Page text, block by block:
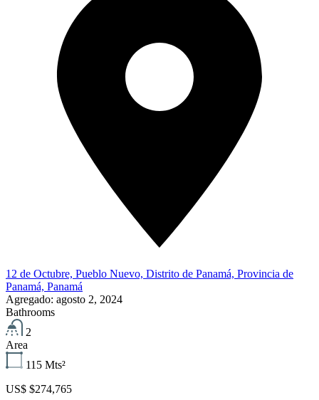
12 de Octubre, Pueblo Nuevo, Distrito de Panamá, Provincia de
Panamá, Panamá
Agregado: agosto 2, 2024
Bathrooms
2
Area
115 Mts²
US$ $274,765